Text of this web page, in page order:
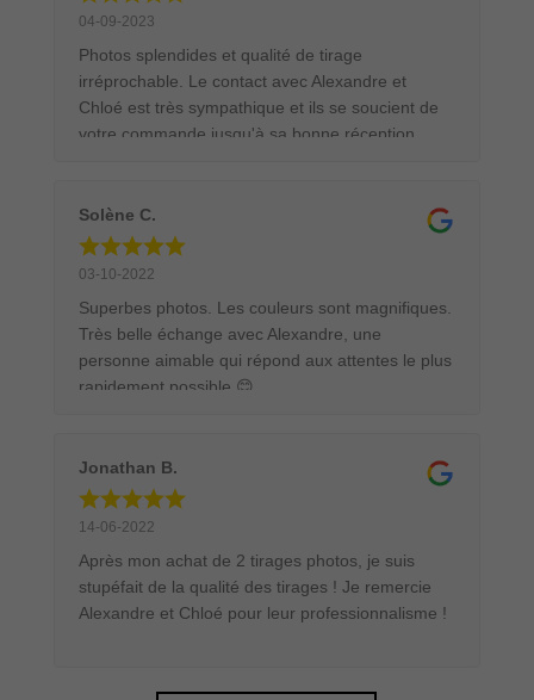
animalière.
04-09-2023
Photos splendides et qualité de tirage
irréprochable. Le contact avec Alexandre et
Chloé est très sympathique et ils se soucient de
votre commande jusqu'à sa bonne réception.
américaine. Le tableau était parfaitement protégé
pour son transport. Ce sera avec un grand plaisir
et en toute confiance que je commanderai
Solène C.
03-10-2022
Superbes photos. Les couleurs sont magnifiques.
Très belle échange avec Alexandre, une
personne aimable qui répond aux attentes le plus
rapidement possible 😊
Jonathan B.
14-06-2022
Après mon achat de 2 tirages photos, je suis
stupéfait de la qualité des tirages ! Je remercie
Alexandre et Chloé pour leur professionnalisme !